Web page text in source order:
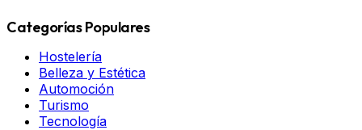
Categorías Populares
Hostelería
Belleza y Estética
Automoción
Turismo
Tecnología